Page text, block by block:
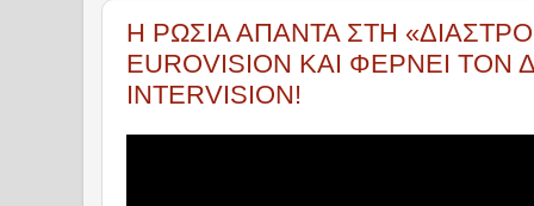
Η ΡΩΣΙΑ ΑΠΑΝΤΑ ΣΤΗ
EUROVISION ΚΑΙ ΦΕΡΝΕΙ ΤΟΝ
INTERVISION!